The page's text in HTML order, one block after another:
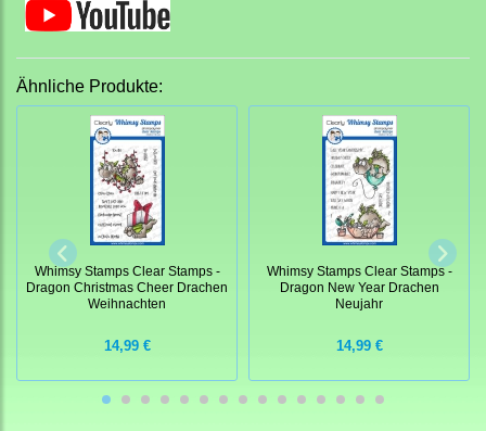
Ähnliche Produkte:
Whimsy Stamps Clear Stamps -
Dragon Christmas Cheer Drachen
Weihnachten
14,99 €
Whimsy Stamps Clear Stamps -
Dragon New Year Drachen
Neujahr
14,99 €